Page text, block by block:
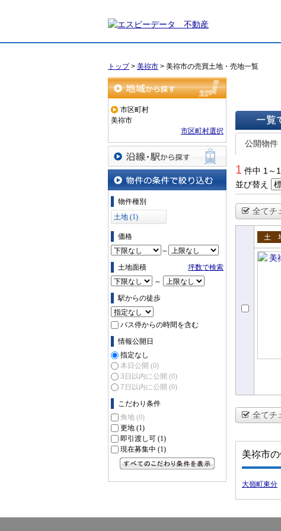
トップ> 美祢市 > 美祢市の売買土地・売地一覧
地域から探す
市区町村
美祢市
市区町村選択
沿線・駅から探す
物件の条件で絞り込む
物件種別
土地 (1)
価格
～
土地面積
坪数で検索
～
駅からの徒歩
バス停からの時間を含む
情報公開日
指定なし
本日公開 (0)
3日以内に公開 (0)
7日以内に公開 (0)
こだわり条件
角地 (0)
更地 (1)
即引渡し可 (1)
現在募集中 (1)
一覧で表示
公開物件
1 件中 1～
並び替え
全てチ
売土
全てチ
美祢市
大嶺町東分